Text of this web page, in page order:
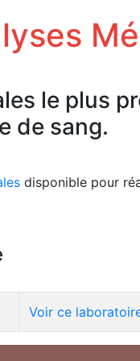
le plus
de sang.
disponible pour
Voir ce